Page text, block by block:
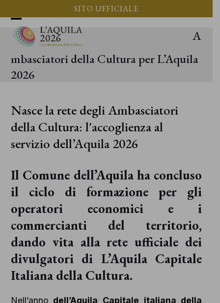
al
contenuto
SITO UFFICIALE
Apri
menu
mobile
Chiudi
menu
mobile
A
mbasciatori della Cultura per L’Aquila
2026
Nasce la rete degli Ambasciatori
della Cultura: l'accoglienza al
servizio dell’Aquila 2026
Il Comune dell’Aquila ha concluso
il ciclo di formazione per gli
operatori economici e i
commercianti del territorio,
dando vita alla rete ufficiale dei
divulgatori di L’Aquila Capitale
Italiana della Cultura.
Nell’anno dell’Aquila Capitale italiana della